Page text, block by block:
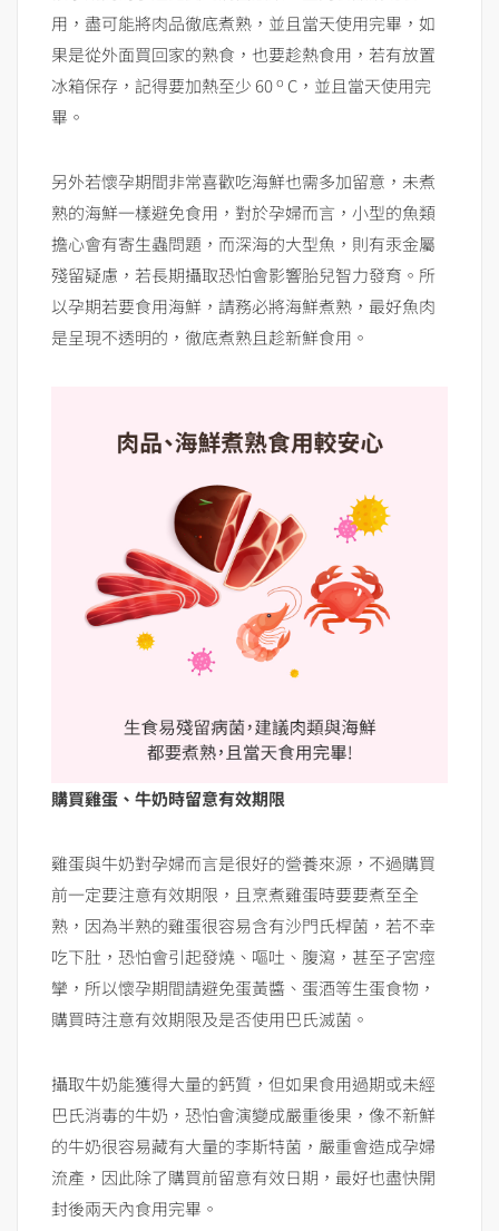
用，盡可能將肉品徹底煮熟，並且當天使用完畢，如
果是從外面買回家的熟食，也要趁熱食用，若有放置
冰箱保存，記得要加熱至少 60o C，並且當天使用完
畢。
另外若懷孕期間非常喜歡吃海鮮也需多加留意，未煮
熟的海鮮一樣避免食用，對於孕婦而言，小型的魚類
擔心會有寄生蟲問題，而深海的大型魚，則有汞金屬
殘留疑慮，若長期攝取恐怕會影響胎兒智力發育。所
以孕期若要食用海鮮，請務必將海鮮煮熟，最好魚肉
是呈現不透明的，徹底煮熟且趁新鮮食用。
購買雞蛋、牛奶時留意有效期限
雞蛋與牛奶對孕婦而言是很好的營養來源，不過購買
前一定要注意有效期限，且烹煮雞蛋時要要煮至全
熟，因為半熟的雞蛋很容易含有沙門氏桿菌，若不幸
吃下肚，恐怕會引起發燒、嘔吐、腹瀉，甚至子宮痙
攣，所以懷孕期間請避免蛋黃醬、蛋酒等生蛋食物，
購買時注意有效期限及是否使用巴氏滅菌。
攝取牛奶能獲得大量的鈣質，但如果食用過期或未經
巴氏消毒的牛奶，恐怕會演變成嚴重後果，像不新鮮
的牛奶很容易藏有大量的李斯特菌，嚴重會造成孕婦
流產，因此除了購買前留意有效日期，最好也盡快開
封後兩天內食用完畢。